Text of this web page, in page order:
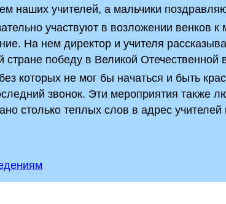
наших учителей, а мальчики
участвуют в возложении венков к
На нем директор и учителя
победу в Великой Отечественной
которых не мог бы начаться и быть
звонок. Эти мероприятия также
столько теплых слов в адрес учителей